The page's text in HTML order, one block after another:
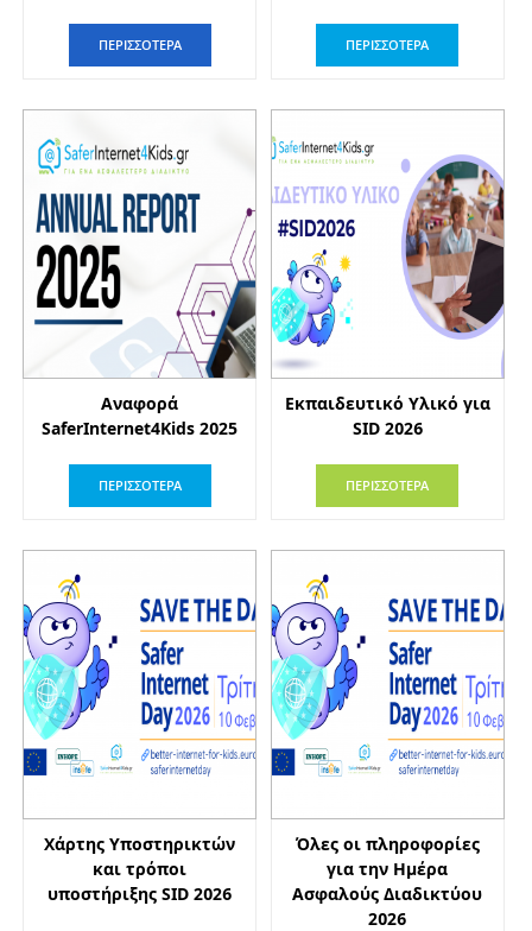
ΠΕΡΙΣΣΟΤΕΡΑ ΠΕΡΙΣΣΟΤΕΡΑ
Αναφορά
SaferInternet4Kids 2025
ΠΕΡΙΣΣΟΤΕΡΑ
Εκπαιδευτικό Υλικό για
SID 2026
ΠΕΡΙΣΣΟΤΕΡΑ
Χάρτης Υποστηρικτών
και τρόποι
υποστήριξης SID 2026
Όλες οι πληροφορίες
για την Ημέρα
Ασφαλούς Διαδικτύου
2026